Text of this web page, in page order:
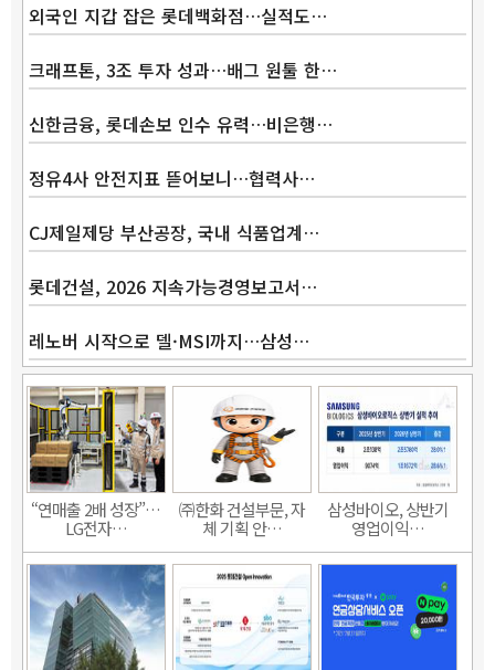
외국인 지갑 잡은 롯데백화점…실적도…
크래프톤, 3조 투자 성과…배그 원툴 한…
신한금융, 롯데손보 인수 유력…비은행…
정유4사 안전지표 뜯어보니…협력사…
CJ제일제당 부산공장, 국내 식품업계…
롯데건설, 2026 지속가능경영보고서…
레노버 시작으로 델·MSI까지…삼성…
“연매출 2배 성장”…
LG전자…
㈜한화 건설부문, 자
체 기획 안…
삼성바이오, 상반기
영업이익…